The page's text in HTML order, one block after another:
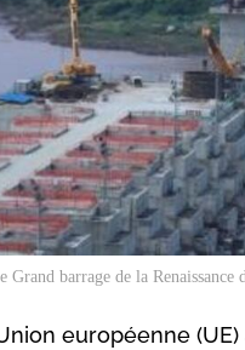
Grand barrage de la
européenne